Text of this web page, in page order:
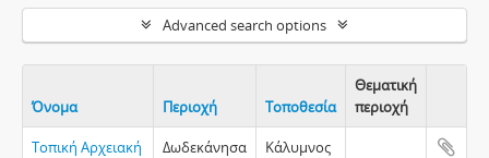
Advanced search options
Όνομα Περιοχή Τοποθεσία
Θεματική
περιοχή
Τοπική Αρχειακή
Δωδεκάνησα Κάλυμνος